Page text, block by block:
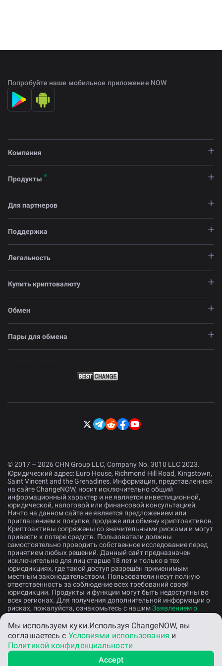
Попробуйте наше мобильное приложение NOW
Компания
Продукты
Для партнеров
Поддержка
Легальность
Купить криптовалюту
Обмен
Пары для обмена
© 2017 – 2026 CHN Group LLC, Company No. 3010 LLC 2023.
Юридический адрес: Euro House, Richmond Hill Road, Kingstown,
Saint Vincent and the Grenadines. Информация, представленная
на сайте ChangeNOW, носит исключительно общий
информационный характер и не является инвестиционной,
юридической, налоговой или финансовой консультацией.
Ничто на данном сайте не является предложением или
приглашением к покупке, продаже или обмену криптоактивов.
Криптоактивы сопряжены со значительными рисками и могут
привести к потере средств. Пользователи должны
самостоятельно проводить собственное исследование перед
принятием любых решений. Данный сайт предназначен
исключительно для лиц старше 18 лет и только в тех
юрисдикциях, где такой доступ разрешён применимым
местным законодательством. Пользователи несут полную
ответственность за соблюдение всех требований своей
юрисдикции. Продукты и функции могут быть недоступны во
всех регионах. Для получения дополнительной информации о
рисках, пожалуйста, ознакомьтесь с нашимЗаявлением о
Русский
Мы используем куки.Используя ChangeNOW, вы
соглашаетесь с Условиями использования и
Политикой конфиденциальности
Accept